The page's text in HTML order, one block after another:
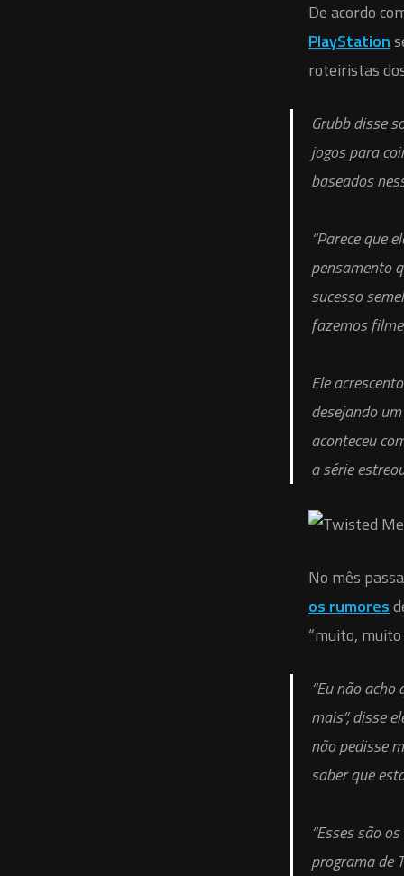
De acordo
PlayStation
roteiristas
Grubb disse
jogos para
baseados
“Parece que
pensamento
sucesso
fazemos
Ele
desejando
aconteceu
a série
No mês
os rumores
“muito,
“Eu não
mais”, disse
não pedisse
saber que
“Esses são
programa de